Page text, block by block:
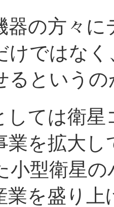
器の方々
けではな
るという
しては衛
業を拡大
小型衛星
業を盛り